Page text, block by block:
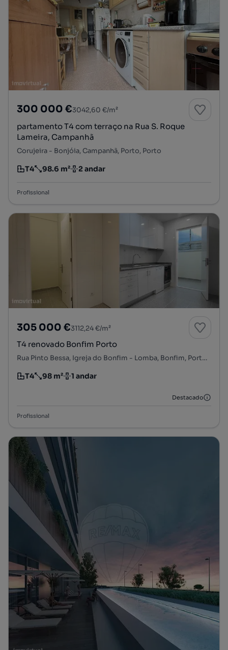
300 000 €3042,60 €/m²
partamento T4 com terraço na Rua S. Roque
Lameira, Campanhã
Corujeira - Bonjóia, Campanhã, Porto, Porto
Tipologia
T4
Preço por metro quadrado
98.6 m²
Andar 2 andar
Profissional
305 000 €3112,24 €/m²
T4 renovado Bonfim Porto
Rua Pinto Bessa, Igreja do Bonfim - Lomba, Bonfim, Porto, Porto
Tipologia
T4
Preço por metro quadrado
98 m²
Andar 1 andar
Destacado
Profissional